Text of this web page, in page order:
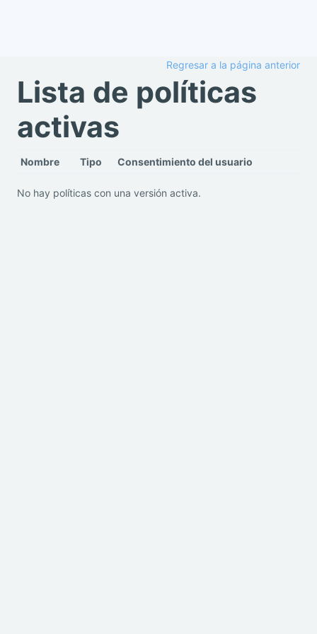
Regresar a la página anterior
Lista de políticas
activas
Nombre Tipo Consentimiento del usuario
No hay políticas con una versión activa.